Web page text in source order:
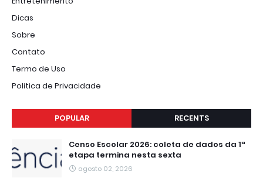
Dicas
Sobre
Contato
Termo de Uso
Politica de Privacidade
POPULAR RECENTS
Censo Escolar 2026: coleta de dados da 1ª
etapa termina nesta sexta
agosto 02, 2026